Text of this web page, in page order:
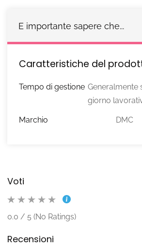
E importante sapere che...
Caratteristiche del
Tempo di gestione Generalmente
giorno
Marchio DMC
Voti
0.0 / 5 (No Ratings)
Recensioni